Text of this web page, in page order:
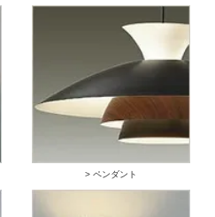
> ペンダント